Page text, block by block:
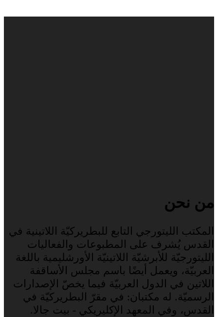
من نحن
المكتب الليتورجي التابع للبطريركيّة اللاتينية في
القدس يُشرف على المطبوعات والفعاليات
الليتورجيّة للأبرشيّة اللاتينيّة الأورشليمية باللغة
العربيّة، ويعمل أيضًا باسم مجلس الأساقفة
اللاتين في الدول العربيّة فيما يخصّ الإصدارات
الرسميّة. له مكتبان: في مقرّ البطريركيّة في
القدس، وفي المعهد الإكليريكي - بيت جالا.